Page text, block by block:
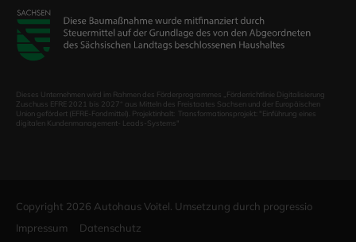
Dieses Unternehmen wird im Rahmen des Förderprogrammes „Förderrichtlinie Digitalisierung
Zuschuss EFRE 2021 bis 2027“ aus Mitteln des Freistaates Sachsen und der Europäischen
Union gefördert (EFRE-Fondmittel). Projektinhalt: Transformationsprojekt: "Einführung eines
digitalen Kundenmanagement- Leads-Systems"
Copyright 2026 Autohaus Voitel. Umsetzung durch progressio
Impressum
Datenschutz